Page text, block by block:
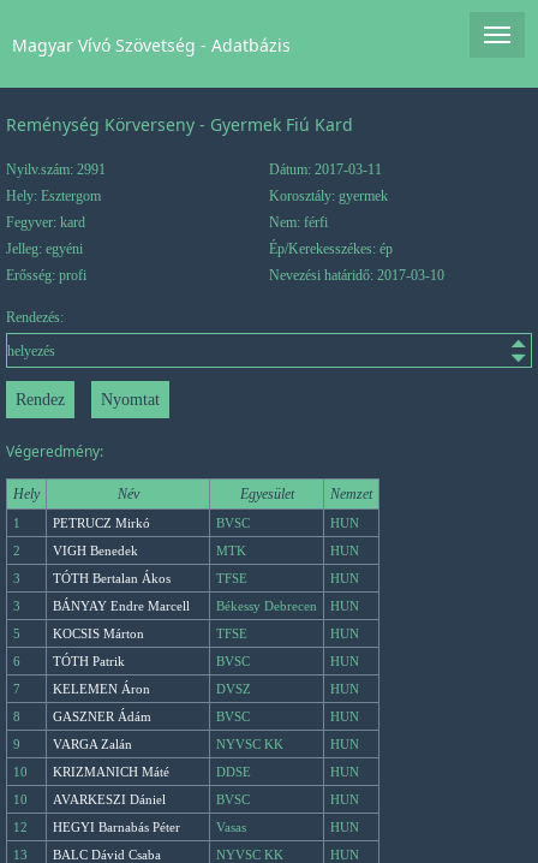
Magyar Vívó Szövetség - Adatbázis
Reménység Körverseny - Gyermek Fiú Kard
Nyilv.szám: 2991
Dátum: 2017-03-11
Hely: Esztergom
Korosztály: gyermek
Fegyver: kard
Nem: férfi
Jelleg: egyéni
Ép/Kerekesszékes: ép
Erősség: profi
Nevezési határidő: 2017-03-10
Rendezés:
Végeredmény:
Hely Név Egyesület Nemzet
1 PETRUCZ Mirkó BVSC
HUN
2
VIGH Benedek MTK
HUN
3
TÓTH Bertalan Ákos TFSE
HUN
3
BÁNYAY Endre Marcell Békessy Debrecen
HUN
5
KOCSIS Márton TFSE
HUN
6
TÓTH Patrik BVSC
HUN
7
KELEMEN Áron DVSZ
HUN
8
GASZNER Ádám BVSC
HUN
9
VARGA Zalán NYVSC KK
HUN
10
KRIZMANICH Máté DDSE
HUN
10
AVARKESZI Dániel BVSC
HUN
12
HEGYI Barnabás Péter Vasas
HUN
13
BALC Dávid Csaba NYVSC KK
HUN